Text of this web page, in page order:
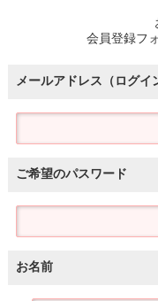
会員登録フ
メールアドレス（ログイ
ご希望のパスワード
お名前